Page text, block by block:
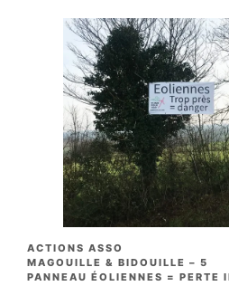
CATÉGORIES
ACTIONS ASSO
MAGOUILLE & BIDOUILLE – 5
PANNEAU ÉOLIENNES = PERTE